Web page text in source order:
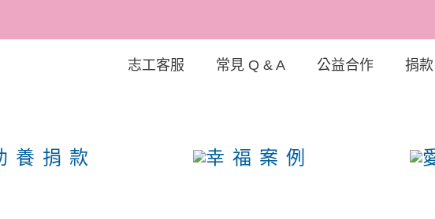
志工客服 常見 Q & A 公益合作 捐款